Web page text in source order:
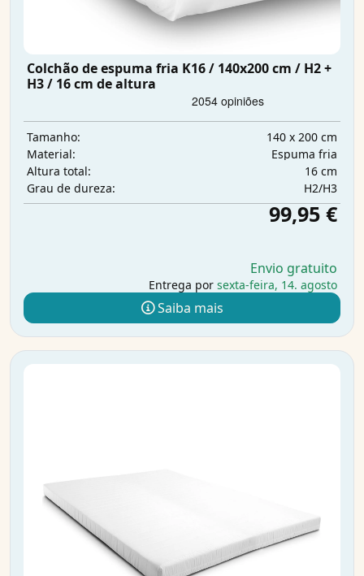
Colchão de espuma fria K16 / 140x200 cm / H2 +
H3 / 16 cm de altura
Tamanho:
140 x 200 cm
Material:
Espuma fria
Altura total:
16 cm
Grau de dureza:
H2/H3
99,95 €
Envio gratuito
Entrega por sexta-feira, 14. agosto
Saiba mais